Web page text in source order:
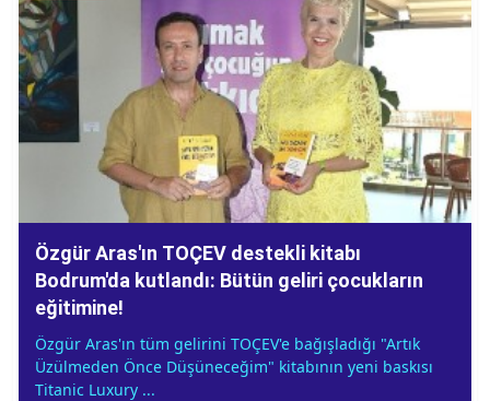
Özgür Aras'ın TOÇEV destekli kitabı
Bodrum'da kutlandı: Bütün geliri çocukların
eğitimine!
Özgür Aras'ın tüm gelirini TOÇEV'e bağışladığı "Artık
Üzülmeden Önce Düşüneceğim" kitabının yeni baskısı
Titanic Luxury ...